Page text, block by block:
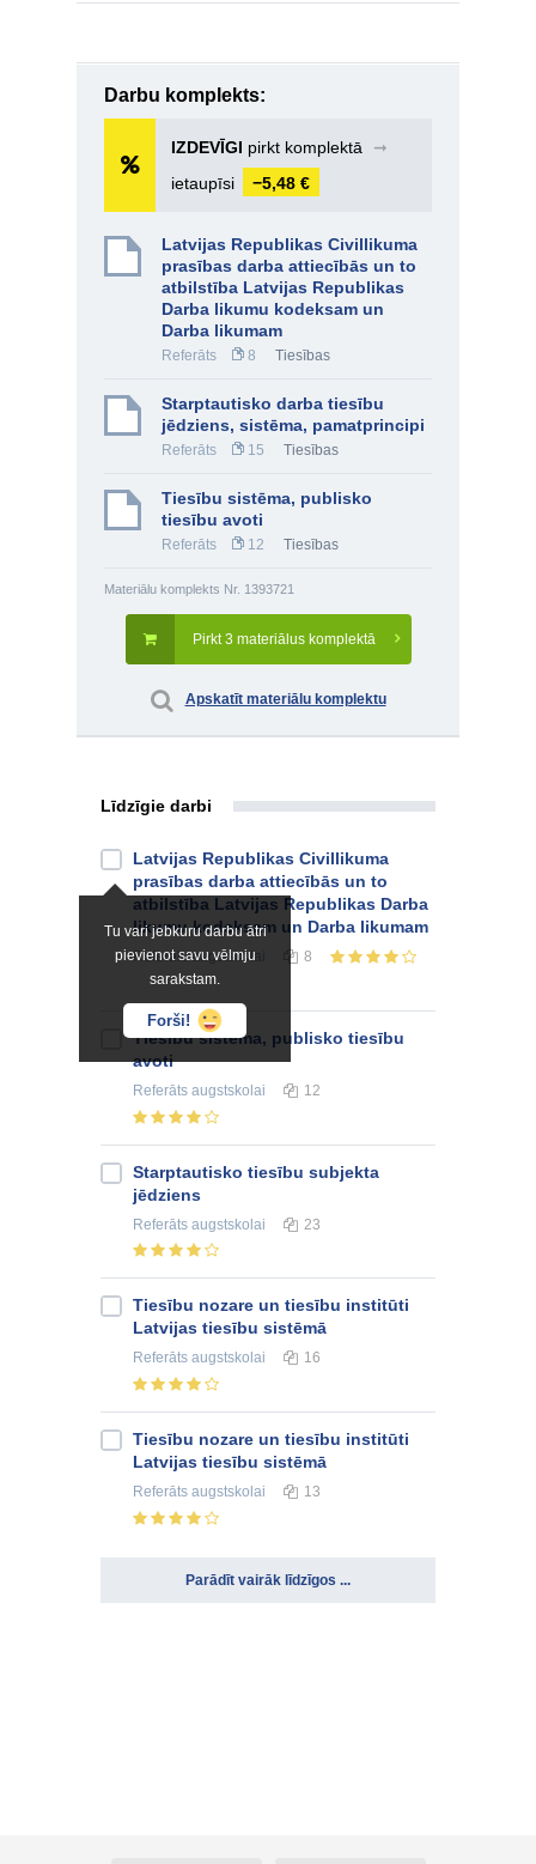
Darbu komplekts:
IZDEVĪGI pirkt komplektā
➞
ietaupīsi
−5,48 €
Latvijas Republikas Civillikuma
prasības darba attiecībās un to
atbilstība Latvijas Republikas
Darba likumu kodeksam un
Darba likumam
Referāts 8 Tiesības
Starptautisko darba tiesību
jēdziens, sistēma, pamatprincipi
Referāts 15 Tiesības
Tiesību sistēma, publisko
tiesību avoti
Referāts 12 Tiesības
Materiālu komplekts Nr. 1393721
Pirkt 3 materiālus komplektā
Apskatīt materiālu komplektu
Līdzīgie darbi
Tu vari jebkuru darbu ātri
pievienot savu vēlmju
sarakstam.
Forši!
Latvijas Republikas Civillikuma
prasības darba attiecībās un to
atbilstība Latvijas Republikas Darba
likumu kodeksam un Darba likumam
Referātsaugstskolai 8
Tiesību sistēma, publisko tiesību
avoti
Referāts augstskolai 12
Starptautisko tiesību subjekta
jēdziens
Referāts augstskolai 23
Tiesību nozare un tiesību institūti
Latvijas tiesību sistēmā
Referāts augstskolai 16
Tiesību nozare un tiesību institūti
Latvijas tiesību sistēmā
Referāts augstskolai 13
Parādīt vairāk līdzīgos ...